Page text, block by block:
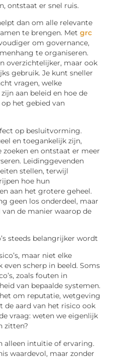
ontstaat er snel ruis.
dan om alle relevante
te brengen. Metgrc
omgovernance,
te organiseren.
overzichtelijker, maar ook
gebruik. Je kunt sneller
vragen, welke
aan beleid en hoe de
het gebied van
op besluitvorming.
en toegankelijk zijn,
en ontstaat er meer
Leidinggevenden
stellen, terwijl
hoe hun
aan het grotere geheel.
geen los onderdeel, maar
de manier waarop de
steeds belangrijker wordt
maar niet elke
scherp in beeld. Soms
zoals fouten in
van bepaalde systemen.
om reputatie, wetgeving
de aard van het risico ook
vraag: weten we eigenlijk
zitten?
alleen intuïtie of ervaring.
waardevol, maar zonder